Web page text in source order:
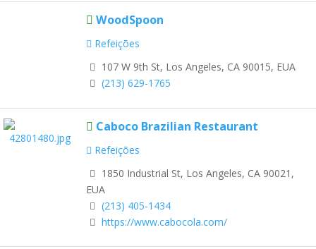
WoodSpoon
Refeições
107 W 9th St, Los Angeles, CA 90015, EUA
(213) 629-1765
Caboco Brazilian Restaurant
Refeições
1850 Industrial St, Los Angeles, CA 90021,
EUA
(213) 405-1434
https://www.cabocola.com/